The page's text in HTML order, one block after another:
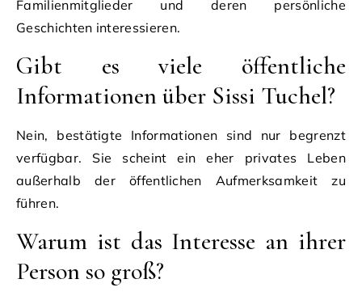
Familienmitglieder und deren persönliche
Geschichten interessieren.
Gibt es viele öffentliche
Informationen über Sissi Tuchel?
Nein, bestätigte Informationen sind nur begrenzt
verfügbar. Sie scheint ein eher privates Leben
außerhalb der öffentlichen Aufmerksamkeit zu
führen.
Warum ist das Interesse an ihrer
Person so groß?